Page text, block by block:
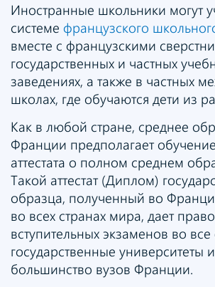
Иностранные школьники могут
системе французского
вместе с французскими
государственных и частных
заведениях, а также в частных
школах, где обучаются дети из
Как в любой стране, среднее
Франции предполагает
аттестата о полном среднем
Такой аттестат (Диплом)
образца, полученный во
во всех странах мира, дает
вступительных экзаменов во
государственные университеты
большинство вузов Франции.